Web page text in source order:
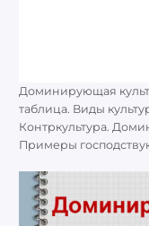
Доминирующая
таблица. Виды
Контркультура.
Примеры